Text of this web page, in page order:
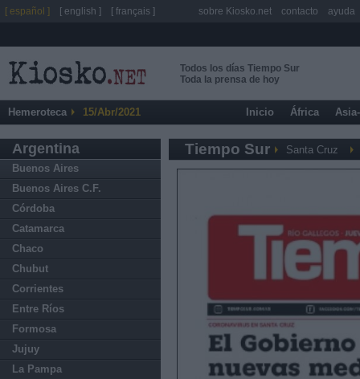
Todos los días Tiempo Sur
Toda la prensa de hoy
Hemeroteca 15/Abr/2021 Inicio África
Argentina
Buenos Aires
Buenos Aires C.F.
Córdoba
Catamarca
Chaco
Chubut
Corrientes
Entre Ríos
Formosa
Jujuy
La Pampa
Tiempo Sur Santa Cruz
[ español ] [ english ] [ français ] sobre Kiosko.net contacto ayuda